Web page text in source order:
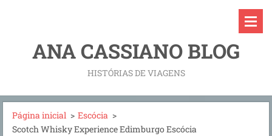
ANA CASSIANO BLOG
HISTÓRIAS DE VIAGENS
Página inicial > Escócia >
Scotch Whisky Experience Edimburgo Escócia